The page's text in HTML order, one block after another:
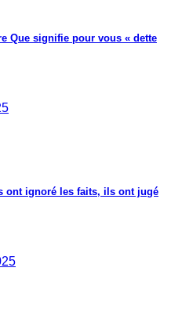
Que signifie pour vous « dette
ont ignoré les faits, ils ont jugé